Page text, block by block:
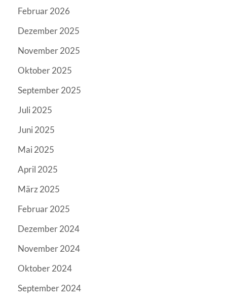
Februar 2026
Dezember 2025
November 2025
Oktober 2025
September 2025
Juli 2025
Juni 2025
Mai 2025
April 2025
März 2025
Februar 2025
Dezember 2024
November 2024
Oktober 2024
September 2024